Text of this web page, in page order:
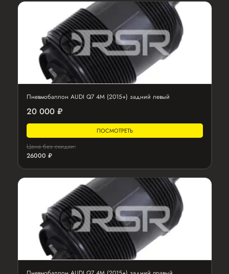
Пневмобаллон AUDI Q7 4M (2015+) задний левый
20 000 ₽
ПОСМОТРЕТЬ
Цена без скидки:
26000 ₽